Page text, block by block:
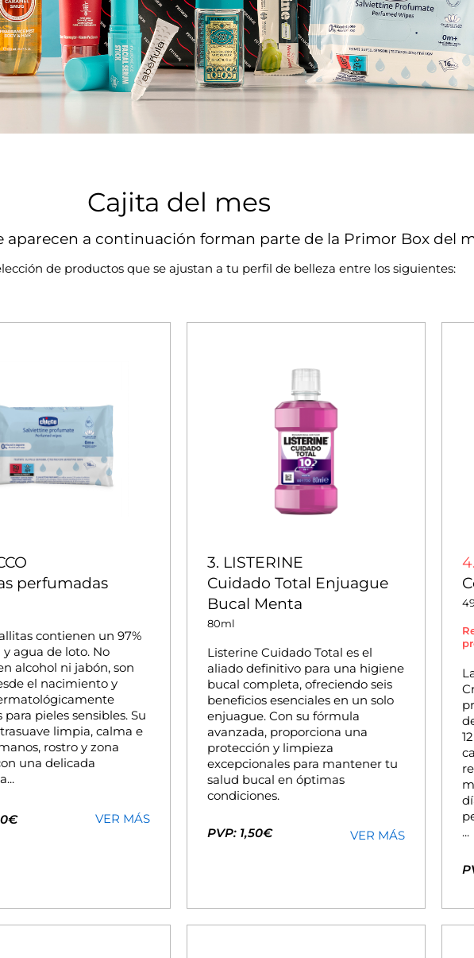
Cajita del mes
aparecen a continuación forman parte de la Primor Box del
de productos que se ajustan a tu perfil de belleza entre los siguientes:
perfumadas
contienen un 97%
agua de loto. No
alcohol ni jabón, son
el nacimiento y
para pieles sensibles. Su
limpia, calma e
rostro y zona
una delicada
VER MÁS
3. LISTERINE
Cuidado Total Enjuague
Bucal Menta
80ml
Listerine Cuidado Total es el
aliado definitivo para una higiene
bucal completa, ofreciendo seis
beneficios esenciales en un solo
enjuague. Con su fórmula
avanzada, proporciona una
protección y limpieza
excepcionales para mantener tu
salud bucal en óptimas
condiciones.
PVP: 1,50€ VER MÁS
...